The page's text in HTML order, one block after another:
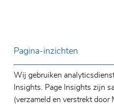
Pagina-inzichten
Wij gebruiken
Insights. Page Insights zijn
(verzameld en verstrekt door